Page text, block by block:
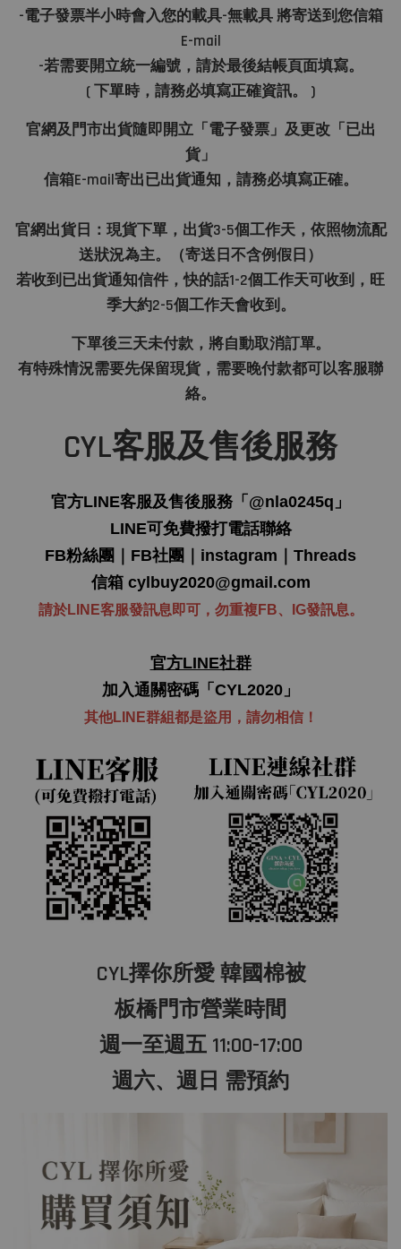
-電子發票半小時會入您的載具-無載具 將寄送到您信箱
E-mail
-若需要開立統一編號，請於最後結帳頁面填寫。
( 下單時，請務必填寫正確資訊。 )
官網及門市出貨隨即開立「電子發票」及更改「已出
貨」
信箱E-mail寄出已出貨通知，請務必填寫正確。
官網出貨日：現貨下單，出貨3-5個工作天，依照物流配
送狀況為主。（寄送日不含例假日）
若收到已出貨通知信件，快的話1-2個工作天可收到，旺
季大約2-5個工作天會收到。
下單後三天未付款，將自動取消訂單。
有特殊情況需要先保留現貨，需要晚付款都可以客服聯
絡。
CYL客服及售後服務
官方LINE客服及售後服務「 @nla0245q 」
LINE可免費撥打電話聯絡
FB粉絲團
FB社團 instagram
Threads
信箱 cylbuy2020@gmail.com
請於LINE客服發訊息即可，勿重複FB、IG發訊息。
官方LINE社群
加入通關密碼「CYL2020」
其他LINE群組都是盜用， 請勿相信！
CYL擇你所愛 韓國棉被
板橋門市營業時間
週一至週五 11:00-17:00
週六、週日 需預約